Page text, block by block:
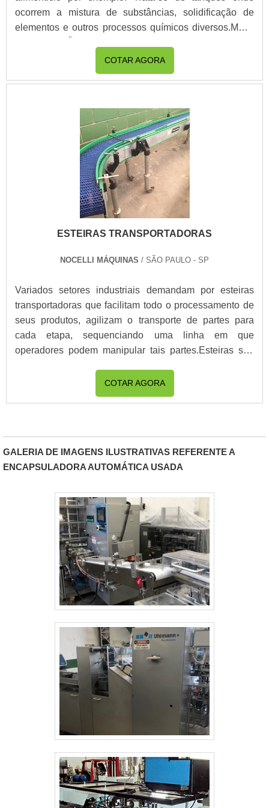
ocorrem a mistura de substâncias, solidificação de
elementos e outros processos químicos diversos.MAIS
adquirir o equipamento ideal para uma finalidade é
preciso saber quanto custa reator industrial, e se atentar
às especificações técnicas do mesmo, à confiabilidade
COTAR AGORA
ESTEIRAS TRANSPORTADORAS
NOCELLI MÁQUINAS / SÃO PAULO - SP
Variados setores industriais demandam por esteiras
transportadoras que facilitam todo o processamento de
seus produtos, agilizam o transporte de partes para
cada etapa, sequenciando uma linha em que
operadores podem manipular tais partes.Esteiras são
necessidades industriais, podem ser pequenas ou
extensas, de material mais ou menos resistente para
adquiridas .
COTAR AGORA
GALERIA DE IMAGENS ILUSTRATIVAS REFERENTE A
ENCAPSULADORA AUTOMÁTICA USADA